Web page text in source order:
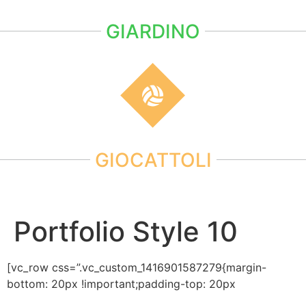
GIARDINO
GIOCATTOLI
Portfolio Style 10
[vc_row css=”.vc_custom_1416901587279{margin-
bottom: 20px !important;padding-top: 20px